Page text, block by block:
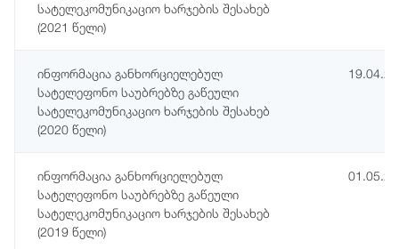
სატელეკომუნიკაციო ხარჯების შესახებ
(2021 წელი)
ინფორმაცია განხორციელებულ
სატელეფონო საუბრებზე გაწეული
სატელეკომუნიკაციო ხარჯების შესახებ
(2020 წელი)
ინფორმაცია განხორციელებულ
სატელეფონო საუბრებზე გაწეული
სატელეკომუნიკაციო ხარჯების შესახებ
(2019 წელი)